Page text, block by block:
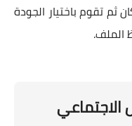
ثم تقوم باختيار الجودة
الملف.
الاجتماعي